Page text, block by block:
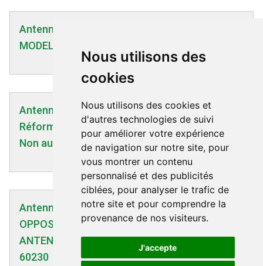
Nous utilisons des
cookies
Nous utilisons des cookies et
d'autres technologies de suivi
pour améliorer votre expérience
de navigation sur notre site, pour
vous montrer un contenu
personnalisé et des publicités
ciblées, pour analyser le trafic de
notre site et pour comprendre la
provenance de nos visiteurs.
J'accepte
Antennes-relais | 14/04/2023
MODELE LETTRE Antenne dans les églises
Antennes-relais | 17/08/2025
Réforme URGENTE des lois ELAN et Littoral :
Non aux pylônes 5G près des habitations
Antennes-relais | 24/04/2025
OPPOSITION A L'INSTALLATION D’UNE
ANTENNE RELAIS DE 42M À SAINT-SAUVEUR
60230